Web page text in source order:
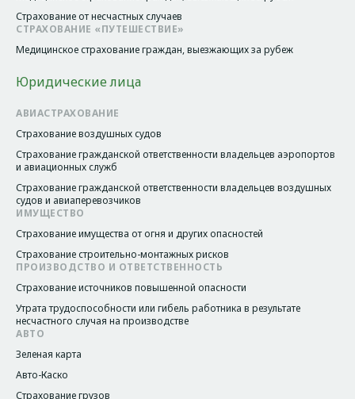
Страхование от несчастных случаев
СТРАХОВАНИЕ «ПУТЕШЕСТВИЕ»
Медицинское страхование граждан, выезжающих за рубеж
Юридические лица
АВИАСТРАХОВАНИЕ
Страхование воздушных судов
Страхование гражданской ответственности владельцев аэропортов
и авиационных служб
Страхование гражданской ответственности владельцев воздушных
судов и авиаперевозчиков
ИМУЩЕСТВО
Страхование имущества от огня и других опасностей
Страхование строительно-монтажных рисков
ПРОИЗВОДСТВО И ОТВЕТСТВЕННОСТЬ
Страхование источников повышенной опасности
Утрата трудоспособности или гибель работника в результате
несчастного случая на производстве
АВТО
Зеленая карта
Авто-Каско
Страхование грузов